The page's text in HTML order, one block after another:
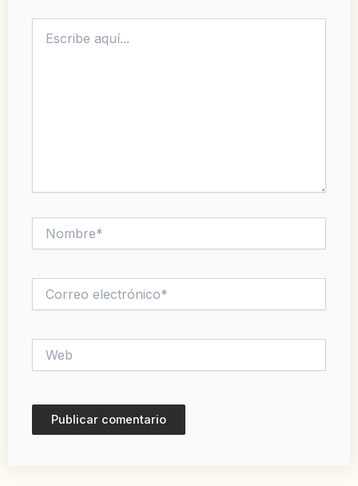
aquí...
electrónico*